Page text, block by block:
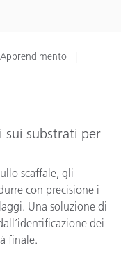
Apprendimento
sui substrati per
scaffale, gli
con precisione i
Una soluzione di
dei
finale.